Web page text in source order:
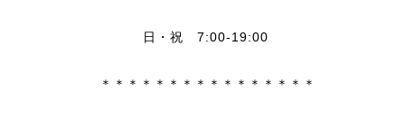
日・祝 7:00-19:00
＊＊＊＊＊＊＊＊＊＊＊＊＊＊＊＊